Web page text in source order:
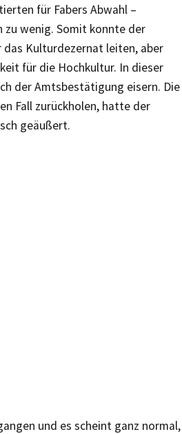
für Fabers Abwahl –
zu wenig. Somit konnte der
das Kulturdezernat leiten, aber
für die Hochkultur. In dieser
der Amtsbestätigung eisern. Die
Fall zurückholen, hatte der
geäußert.
und es scheint ganz normal,